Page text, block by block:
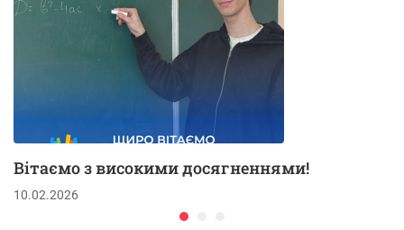
Вітаємо з високими досягненнями!
10.02.2026